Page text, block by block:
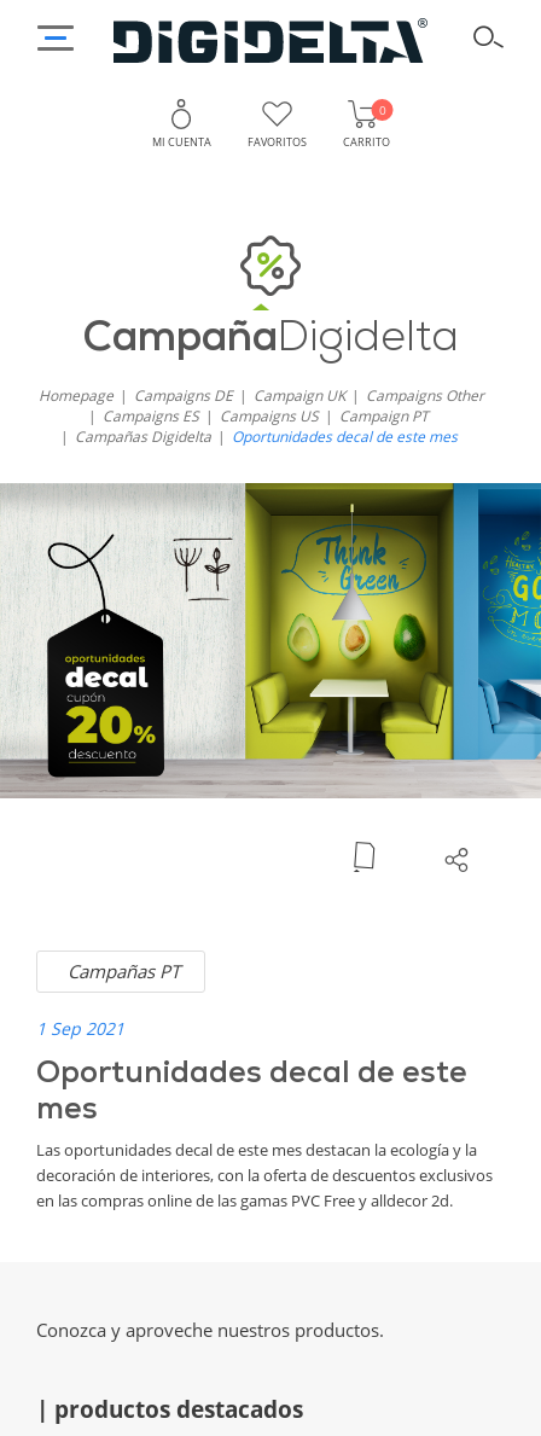
MI CUENTA FAVORITOS CARRITO
0
CampañaDigidelta
Homepage Campaigns DE Campaign UK
Campaigns Other
Campaigns ES
Campaigns US
Campaign PT
Campañas Digidelta
Oportunidades decal de este mes
Campañas PT
1 Sep 2021
Oportunidades decal de este
mes
Las oportunidades decal de este mes destacan la ecología y la
decoración de interiores, con la oferta de descuentos exclusivos
en las compras online de las gamas PVC Free y alldecor 2d.
Conozca y aproveche nuestros productos.
| productos destacados